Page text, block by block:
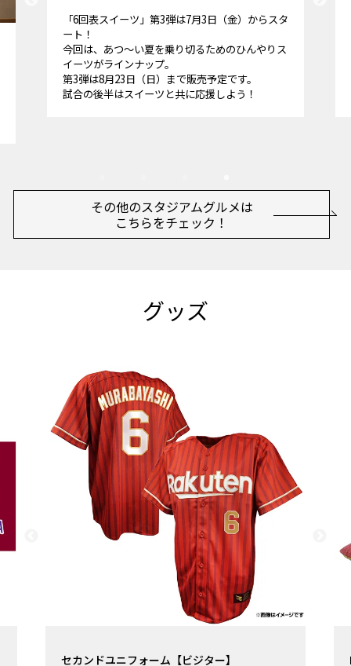
スタジアムグルメの情報が満載！エリアごとの店
舗一覧が見られたり、キーワードでの検索ができ
たり…商品の画像を見ながら、食べたいグルメを
探してみてくださいね！
その他のスタジアムグルメは
こちらをチェック！
グッズ
MIZUNOレプリカキャップ【ホーム】